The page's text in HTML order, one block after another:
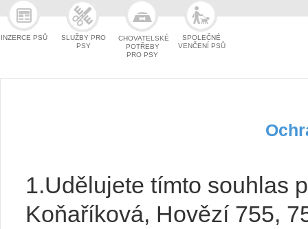
INZERCE PSŮ
SLUŽBY PRO
PSY
CHOVATELSKÉ
POTŘEBY
PRO PSY
SPOLEČNÉ
VENČENÍ PSŮ
1.Udělujete tímto souhlas
Koňaříková, Hovězí 755,